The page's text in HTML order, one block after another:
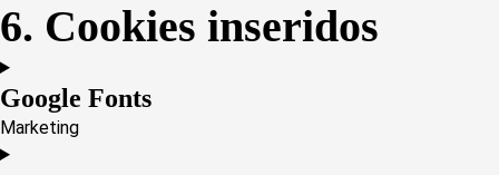
6. Cookies inseridos
Google Fonts
Marketing
Consent